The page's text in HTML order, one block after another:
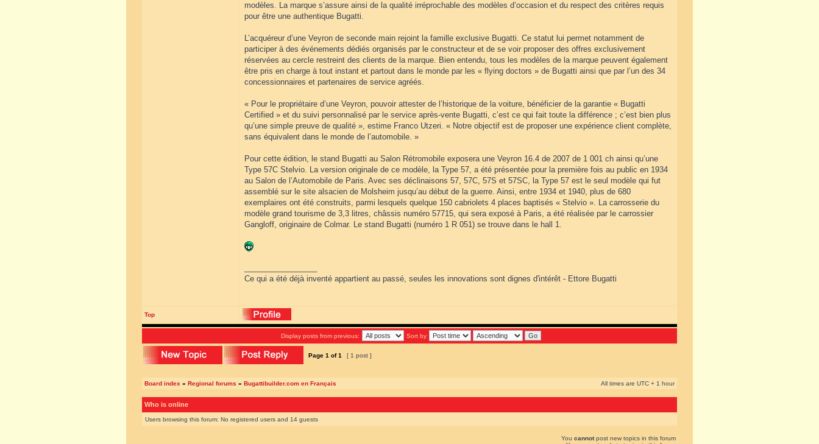
modèles. La marque s’assure ainsi de la qualité irréprochable des modèles d’occasion et du respect des critères requis
pour être une authentique Bugatti.
L’acquéreur d’une Veyron de seconde main rejoint la famille exclusive Bugatti. Ce statut lui permet notamment de
participer à des événements dédiés organisés par le constructeur et de se voir proposer des offres exclusivement
réservées au cercle restreint des clients de la marque. Bien entendu, tous les modèles de la marque peuvent également
être pris en charge à tout instant et partout dans le monde par les « flying doctors » de Bugatti ainsi que par l’un des 34
concessionnaires et partenaires de service agréés.
« Pour le propriétaire d’une Veyron, pouvoir attester de l’historique de la voiture, bénéficier de la garantie « Bugatti
Certified » et du suivi personnalisé par le service après-vente Bugatti, c’est ce qui fait toute la différence ; c’est bien plus
qu’une simple preuve de qualité », estime Franco Utzeri. « Notre objectif est de proposer une expérience client complète,
sans équivalent dans le monde de l’automobile. »
Pour cette édition, le stand Bugatti au Salon Rétromobile exposera une Veyron 16.4 de 2007 de 1 001 ch ainsi qu’une
Type 57C Stelvio. La version originale de ce modèle, la Type 57, a été présentée pour la première fois au public en 1934
au Salon de l’Automobile de Paris. Avec ses déclinaisons 57, 57C, 57S et 57SC, la Type 57 est le seul modèle qui fut
assemblé sur le site alsacien de Molsheim jusqu’au début de la guerre. Ainsi, entre 1934 et 1940, plus de 680
exemplaires ont été construits, parmi lesquels quelque 150 cabriolets 4 places baptisés « Stelvio ». La carrosserie du
modèle grand tourisme de 3,3 litres, châssis numéro 57715, qui sera exposé à Paris, a été réalisée par le carrossier
Gangloff, originaire de Colmar. Le stand Bugatti (numéro 1 R 051) se trouve dans le hall 1.
Ce qui a été déjà inventé appartient au passé, seules les innovations sont dignes d'intérêt - Ettore Bugatti
Top
Display posts from previous: Sort by
Page 1 of1 [ 1 post ]
Board index » Regional forums » Bugattibuilder.com en Français All times are UTC + 1 hour
Who is online
Users browsing this forum: No registered users and 14 guests
You cannotpost new topics in this forum